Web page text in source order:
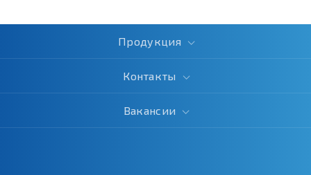
Продукция
Контакты
Вакансии